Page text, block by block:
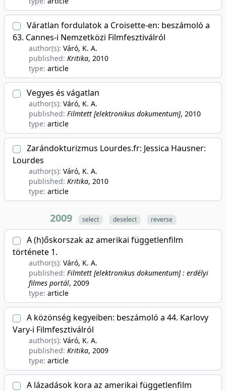
Váratlan fordulatok a Croisette-en: beszámoló a
63. Cannes-i Nemzetközi Filmfesztiválról
author(s): Váró, K. A.
published: Kritika, 2010
type: article
Vegyes és vágatlan
author(s): Váró, K. A.
published: Filmtett [elektronikus dokumentum], 2010
type: article
Zarándokturizmus Lourdes.fr: Jessica Hausner:
Lourdes
author(s): Váró, K. A.
published: Kritika, 2010
type: article
2009 select deselect reverse
A (h)őskorszak az amerikai függetlenfilm
története 1.
author(s): Váró, K. A.
published: Filmtett [elektronikus dokumentum] : erdélyi
filmes portál, 2009
type: article
A közönség kegyeiben: beszámoló a 44. Karlovy
Vary-i Filmfesztiválról
author(s): Váró, K. A.
published: Kritika, 2009
type: article
A lázadások kora az amerikai függetlenfilm